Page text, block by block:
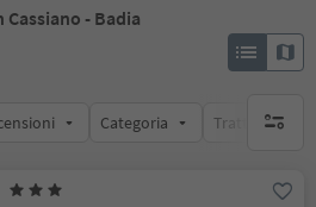
Cassiano - Badia
Categoria Trattamento